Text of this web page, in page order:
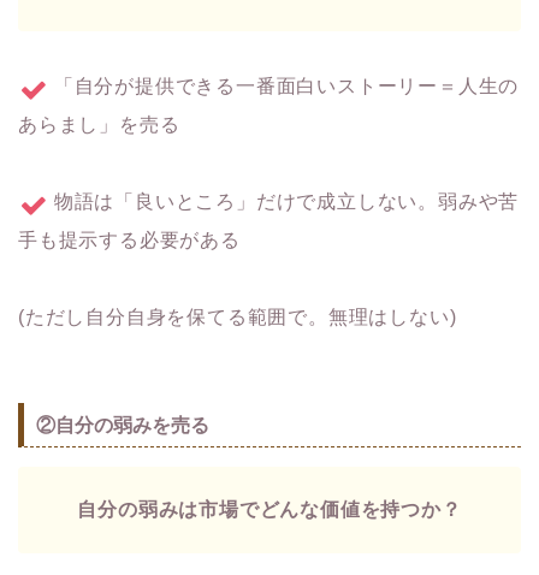
「自分が提供できる一番面白いストーリー＝人生の
あらまし」を売る
物語は「良いところ」だけで成立しない。弱みや苦
手も提示する必要がある
(ただし自分自身を保てる範囲で。無理はしない)
②自分の弱みを売る
自分の弱みは市場でどんな価値を持つか？